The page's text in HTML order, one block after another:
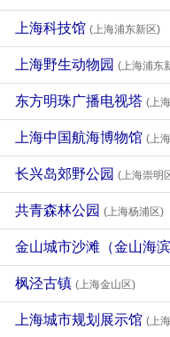
上海科技馆 (上海浦东新区)
上海野生动物园 (上海浦东
东方明珠广播电视塔 (上
上海中国航海博物馆 (上
长兴岛郊野公园 (上海崇明
共青森林公园 (上海杨浦区)
金山城市沙滩（金山海
枫泾古镇 (上海金山区)
上海城市规划展示馆 (上